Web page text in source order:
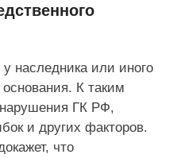
наследника или иного
К таким
нарушения ГК РФ,
и других факторов.
что